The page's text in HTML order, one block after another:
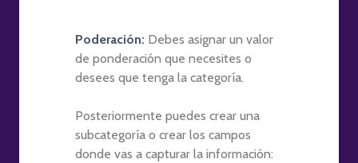
Poderación: Debes asignar un valor
de ponderación que necesites o
desees que tenga la categoría.
Posteriormente puedes crear una
subcategoría o crear los campos
donde vas a capturar la información: